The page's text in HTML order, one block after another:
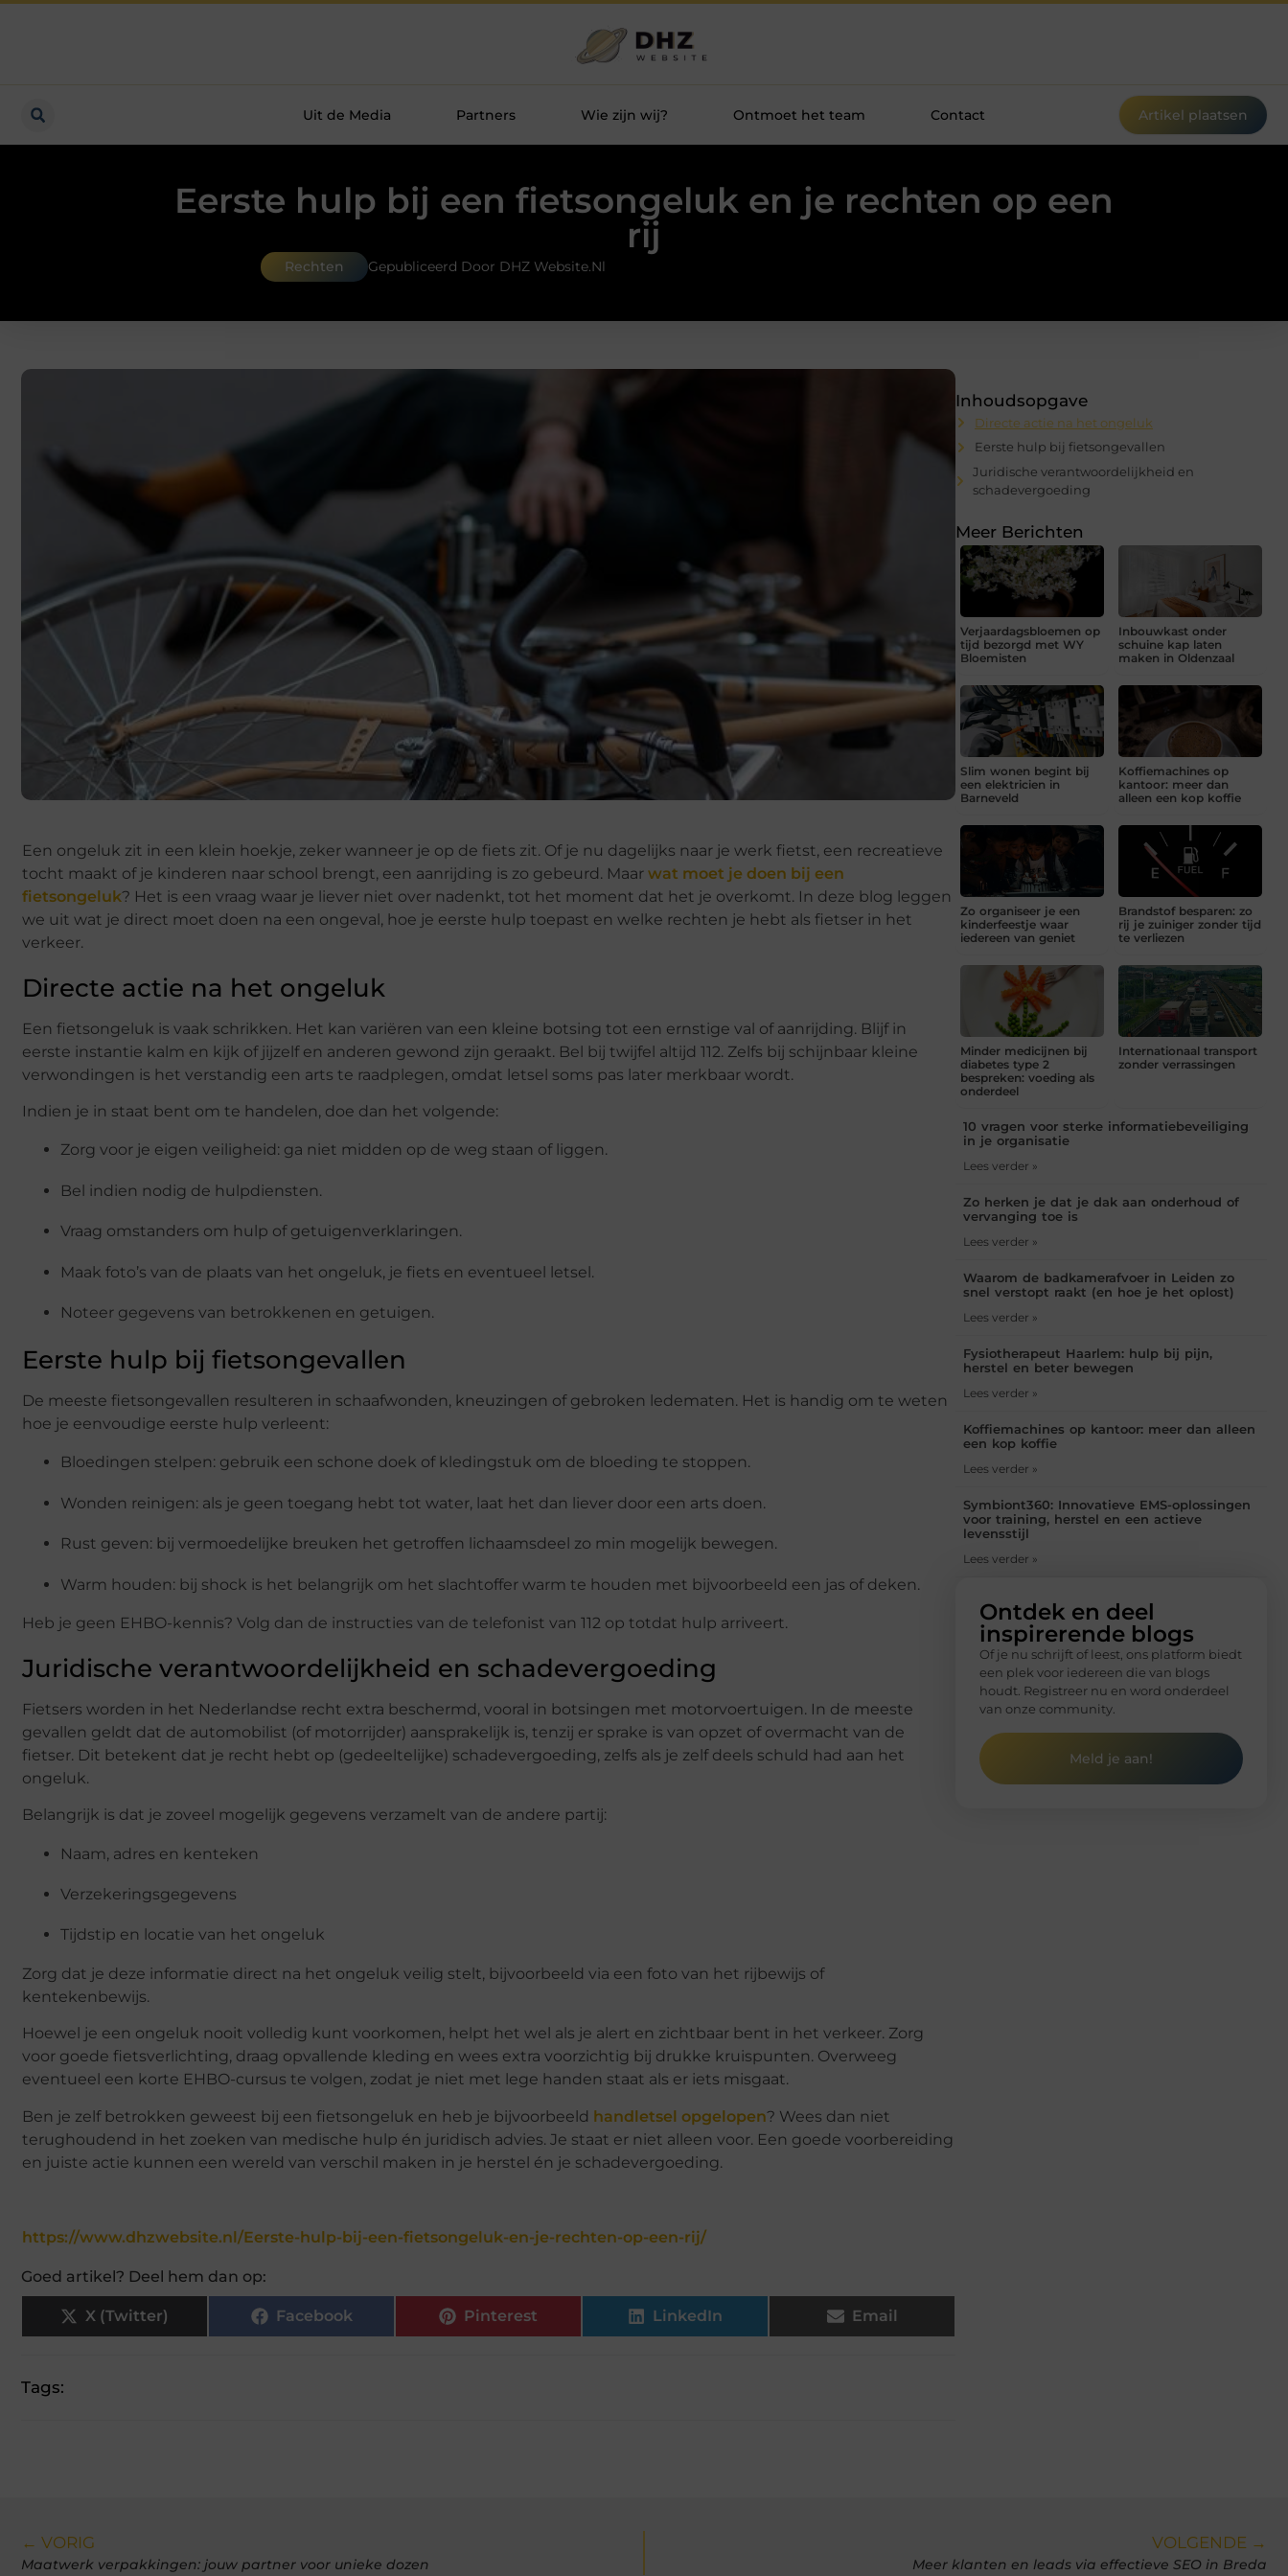
Uit de Media Partners Wie zijn wij? Ontmoet het team Contact Artikel plaatsen
Eerste hulp bij een fietsongeluk en je rechten op een
rij
Rechten Gepubliceerd Door DHZ Website.nl
Een ongeluk zit in een klein hoekje, zeker wanneer je op de fiets zit. Of je nu dagelijks naar je werk fietst, een recreatieve
tocht maakt of je kinderen naar school brengt, een aanrijding is zo gebeurd. Maar wat moet je doen bij een
fietsongeluk? Het is een vraag waar je liever niet over nadenkt, tot het moment dat het je overkomt. In deze blog leggen
we uit wat je direct moet doen na een ongeval, hoe je eerste hulp toepast en welke rechten je hebt als fietser in het
verkeer.
Directe actie na het ongeluk
Een fietsongeluk is vaak schrikken. Het kan variëren van een kleine botsing tot een ernstige val of aanrijding. Blijf in
eerste instantie kalm en kijk of jijzelf en anderen gewond zijn geraakt. Bel bij twijfel altijd 112. Zelfs bij schijnbaar kleine
verwondingen is het verstandig een arts te raadplegen, omdat letsel soms pas later merkbaar wordt.
Indien je in staat bent om te handelen, doe dan het volgende:
Zorg voor je eigen veiligheid: ga niet midden op de weg staan of liggen.
Bel indien nodig de hulpdiensten.
Vraag omstanders om hulp of getuigenverklaringen.
Maak foto’s van de plaats van het ongeluk, je fiets en eventueel letsel.
Noteer gegevens van betrokkenen en getuigen.
Eerste hulp bij fietsongevallen
De meeste fietsongevallen resulteren in schaafwonden, kneuzingen of gebroken ledematen. Het is handig om te weten
hoe je eenvoudige eerste hulp verleent:
Bloedingen stelpen: gebruik een schone doek of kledingstuk om de bloeding te stoppen.
Wonden reinigen: als je geen toegang hebt tot water, laat het dan liever door een arts doen.
Rust geven: bij vermoedelijke breuken het getroffen lichaamsdeel zo min mogelijk bewegen.
Warm houden: bij shock is het belangrijk om het slachtoffer warm te houden met bijvoorbeeld een jas of deken.
Heb je geen EHBO-kennis? Volg dan de instructies van de telefonist van 112 op totdat hulp arriveert.
Juridische verantwoordelijkheid en schadevergoeding
Fietsers worden in het Nederlandse recht extra beschermd, vooral in botsingen met motorvoertuigen. In de meeste
gevallen geldt dat de automobilist (of motorrijder) aansprakelijk is, tenzij er sprake is van opzet of overmacht van de
fietser. Dit betekent dat je recht hebt op (gedeeltelijke) schadevergoeding, zelfs als je zelf deels schuld had aan het
ongeluk.
Belangrijk is dat je zoveel mogelijk gegevens verzamelt van de andere partij:
Naam, adres en kenteken
Verzekeringsgegevens
Tijdstip en locatie van het ongeluk
Zorg dat je deze informatie direct na het ongeluk veilig stelt, bijvoorbeeld via een foto van het rijbewijs of
kentekenbewijs.
Hoewel je een ongeluk nooit volledig kunt voorkomen, helpt het wel als je alert en zichtbaar bent in het verkeer. Zorg
voor goede fietsverlichting, draag opvallende kleding en wees extra voorzichtig bij drukke kruispunten. Overweeg
eventueel een korte EHBO-cursus te volgen, zodat je niet met lege handen staat als er iets misgaat.
Ben je zelf betrokken geweest bij een fietsongeluk en heb je bijvoorbeeld handletsel opgelopen? Wees dan niet
terughoudend in het zoeken van medische hulp én juridisch advies. Je staat er niet alleen voor. Een goede voorbereiding
en juiste actie kunnen een wereld van verschil maken in je herstel én je schadevergoeding.
https://www.dhzwebsite.nl/Eerste-hulp-bij-een-fietsongeluk-en-je-rechten-op-een-rij/
Goed artikel? Deel hem dan op:
X (Twitter) Facebook Pinterest LinkedIn Email
Tags:
Inhoudsopgave
Directe actie na het ongeluk
Eerste hulp bij fietsongevallen
Juridische verantwoordelijkheid en
schadevergoeding
Meer Berichten
Verjaardagsbloemen op
tijd bezorgd met WY
Bloemisten
Inbouwkast onder
schuine kap laten
maken in Oldenzaal
Slim wonen begint bij
een elektricien in
Barneveld
Koffiemachines op
kantoor: meer dan
alleen een kop koffie
Zo organiseer je een
kinderfeestje waar
iedereen van geniet
Brandstof besparen: zo
rij je zuiniger zonder tijd
te verliezen
Minder medicijnen bij
diabetes type 2
bespreken: voeding als
onderdeel
Internationaal transport
zonder verrassingen
10 vragen voor sterke informatiebeveiliging
in je organisatie
Lees verder »
Zo herken je dat je dak aan onderhoud of
vervanging toe is
Lees verder »
Waarom de badkamerafvoer in Leiden zo
snel verstopt raakt (en hoe je het oplost)
Lees verder »
Fysiotherapeut Haarlem: hulp bij pijn,
herstel en beter bewegen
Lees verder »
Koffiemachines op kantoor: meer dan alleen
een kop koffie
Lees verder »
Symbiont360: Innovatieve EMS-oplossingen
voor training, herstel en een actieve
levensstijl
Lees verder »
Ontdek en deel
inspirerende blogs
Of je nu schrijft of leest, ons platform biedt
een plek voor iedereen die van blogs
houdt. Registreer nu en word onderdeel
van onze community.
Meld je aan!
← VORIG
Maatwerk verpakkingen: jouw partner voor unieke dozen
VOLGENDE →
Meer klanten en leads via effectieve SEO in Breda